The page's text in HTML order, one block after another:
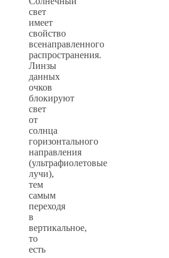
свет
имеет
свойство
всенаправленного
распространения.
Линзы
данных
очков
блокируют
свет
от
солнца
горизонтального
направления
(ультрафиолетовые
лучи),
тем
самым
переходя
в
вертикальное,
то
есть